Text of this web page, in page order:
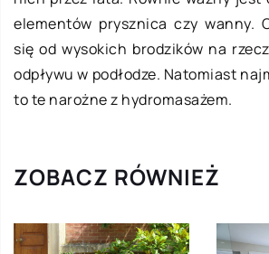
elementów prysznica czy wanny.
się od wysokich brodzików na
odpływu w podłodze. Natomiast
to te narożne z hydromasażem.
ZOBACZ RÓWNIEŻ